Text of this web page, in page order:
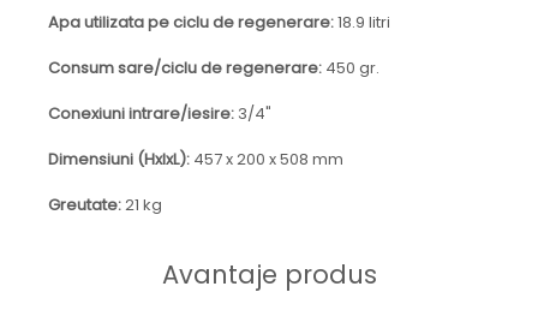
Apa utilizata pe ciclu de regenerare:18.9 litri
Consum sare/ciclu de regenerare: 450 gr.
Conexiuni intrare/iesire: 3/4"
Dimensiuni (HxlxL): 457 x 200 x 508 mm
Greutate:21 kg
Avantaje produs